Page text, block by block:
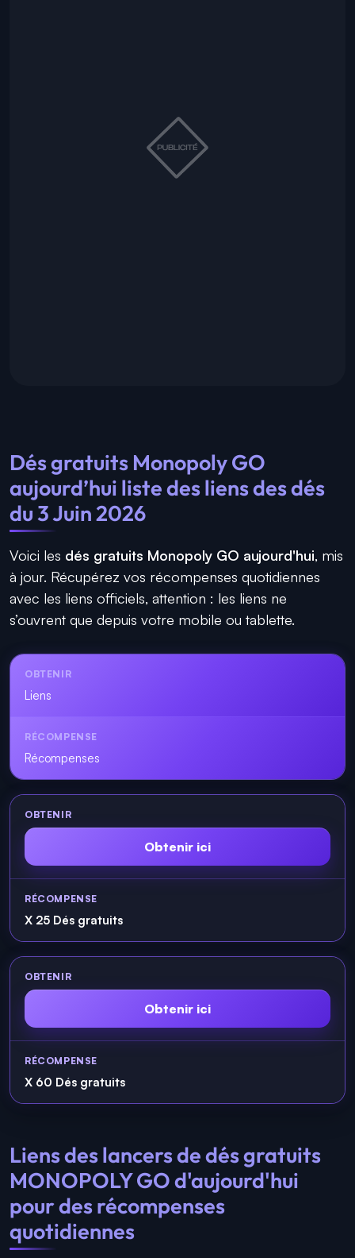
Dés gratuits Monopoly GO
aujourd’hui liste des liens des dés
du 3 Juin 2026
Voici les dés gratuits Monopoly GO aujourd'hui, mis
à jour. Récupérez vos récompenses quotidiennes
avec les liens officiels, attention : les liens ne
s’ouvrent que depuis votre mobile ou tablette.
Liens
Récompenses
Obtenir ici
X 25 Dés gratuits
Obtenir ici
X 60 Dés gratuits
Liens des lancers de dés gratuits
MONOPOLY GO d'aujourd'hui
pour des récompenses
quotidiennes